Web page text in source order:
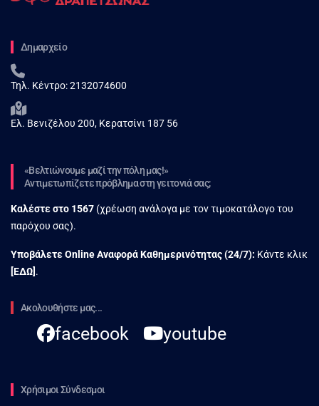
Δημαρχείο
Τηλ. Κέντρο:2132074600
Ελ. Βενιζέλου 200, Κερατσίνι 187 56
«Βελτιώνουμε μαζί την πόλη μας!»
Αντιμετωπίζετε πρόβλημα στη γειτονιά σας;
Καλέστε στο 1567 (χρέωση ανάλογα με τον τιμοκατάλογο του
παρόχου σας).
Υποβάλετε Online Αναφορά Kαθημερινότητας (24/7): Κάντε κλικ
[ΕΔΩ] .
Ακολουθήστε μας...
facebook youtube
Χρήσιμοι Σύνδεσμοι